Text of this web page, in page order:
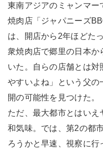
東南アジアのミャンマー
焼肉店「ジャパニーズ
は、開店から2年ほどた
衆焼肉店で郷里の日本か
いた。自らの店舗とは
やすいよね」という父の
開の可能性を見つけた。
ただ、最大都市とはい
和気味。では、第2の都
ろうかと早速、視察に